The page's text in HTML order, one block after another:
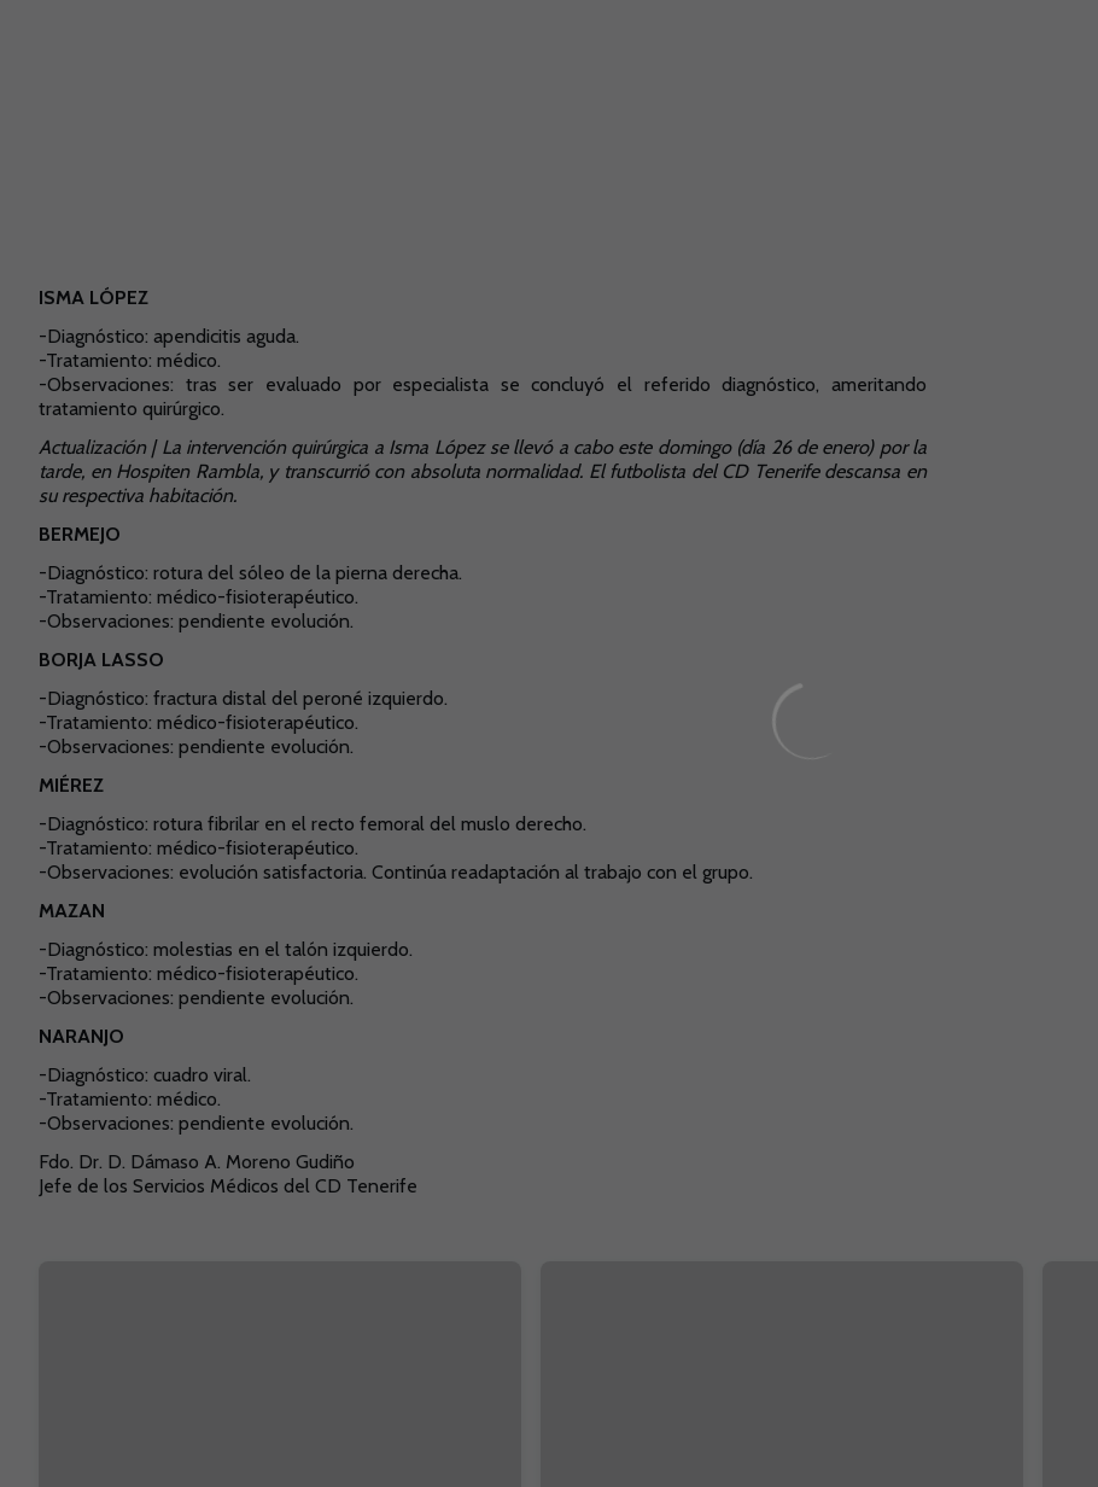
ISMA LÓPEZ
-Diagnóstico: apendicitis aguda.
-Tratamiento: médico.
-Observaciones: tras ser evaluado por especialista se concluyó el referido diagnóstico, ameritando
tratamiento quirúrgico.
Actualización | La intervención quirúrgica a Isma López se llevó a cabo este domingo (día 26 de enero) por la
tarde, en Hospiten Rambla, y transcurrió con absoluta normalidad. El futbolista del CD Tenerife descansa en
su respectiva habitación.
BERMEJO
-Diagnóstico: rotura del sóleo de la pierna derecha.
-Tratamiento: médico-fisioterapéutico.
-Observaciones: pendiente evolución.
BORJA LASSO
-Diagnóstico: fractura distal del peroné izquierdo.
-Tratamiento: médico-fisioterapéutico.
-Observaciones: pendiente evolución.
MIÉREZ
-Diagnóstico: rotura fibrilar en el recto femoral del muslo derecho.
-Tratamiento: médico-fisioterapéutico.
-Observaciones: evolución satisfactoria. Continúa readaptación al trabajo con el grupo.
MAZAN
-Diagnóstico: molestias en el talón izquierdo.
-Tratamiento: médico-fisioterapéutico.
-Observaciones: pendiente evolución.
NARANJO
-Diagnóstico: cuadro viral.
-Tratamiento: médico.
-Observaciones: pendiente evolución.
Fdo. Dr. D. Dámaso A. Moreno Gudiño
Jefe de los Servicios Médicos del CD Tenerife